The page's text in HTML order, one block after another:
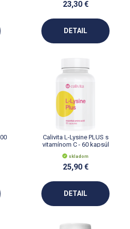
23,30 €
DETAIL
Calivita L-Lysine PLUS s
vitamínom C - 60 kapsúl
skladom
25,90 €
DETAIL